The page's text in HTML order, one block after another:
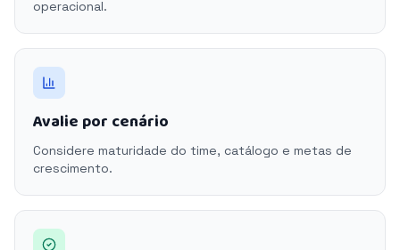
operacional.
Avalie por cenário
Considere maturidade do time, catálogo e metas de
crescimento.